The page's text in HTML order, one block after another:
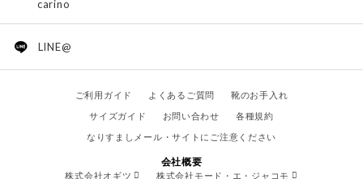
carino
LINE@
ご利用ガイド よくあるご質問
靴のお手入れ
サイズガイド
お問い合わせ
各種規約
なりすましメール・サイトにご注意ください
会社概要
株式会社オギツ 株式会社モード・エ・ジャコモ